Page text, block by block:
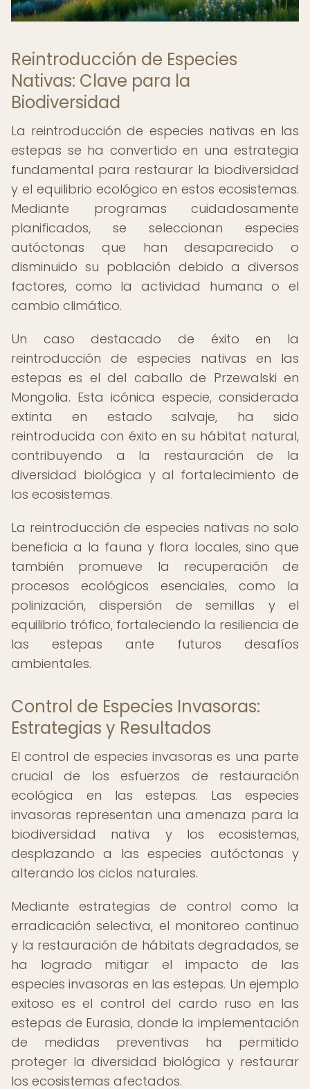
Reintroducción de Especies
Nativas: Clave para la
Biodiversidad
La reintroducción de especies nativas en las
estepas se ha convertido en una estrategia
fundamental para restaurar la biodiversidad
y el equilibrio ecológico en estos ecosistemas.
Mediante programas cuidadosamente
planificados, se seleccionan especies
autóctonas que han desaparecido o
disminuido su población debido a diversos
factores, como la actividad humana o el
cambio climático.
Un caso destacado de éxito en la
reintroducción de especies nativas en las
estepas es el del caballo de Przewalski en
Mongolia. Esta icónica especie, considerada
extinta en estado salvaje, ha sido
reintroducida con éxito en su hábitat natural,
contribuyendo a la restauración de la
diversidad biológica y al fortalecimiento de
los ecosistemas.
La reintroducción de especies nativas no solo
beneficia a la fauna y flora locales, sino que
también promueve la recuperación de
procesos ecológicos esenciales, como la
polinización, dispersión de semillas y el
equilibrio trófico, fortaleciendo la resiliencia de
las estepas ante futuros desafíos
ambientales.
Control de Especies Invasoras:
Estrategias y Resultados
El control de especies invasoras es una parte
crucial de los esfuerzos de restauración
ecológica en las estepas. Las especies
invasoras representan una amenaza para la
biodiversidad nativa y los ecosistemas,
desplazando a las especies autóctonas y
alterando los ciclos naturales.
Mediante estrategias de control como la
erradicación selectiva, el monitoreo continuo
y la restauración de hábitats degradados, se
ha logrado mitigar el impacto de las
especies invasoras en las estepas. Un ejemplo
exitoso es el control del cardo ruso en las
estepas de Eurasia, donde la implementación
de medidas preventivas ha permitido
proteger la diversidad biológica y restaurar
los ecosistemas afectados.